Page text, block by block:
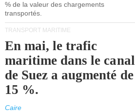
% de la valeur des chargements
transportés.
TRANSPORT MARITIME
En mai, le trafic
maritime dans le canal
de Suez a augmenté de
15 %.
Caire